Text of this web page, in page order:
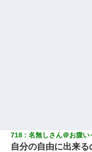
718 名無しさん＠お腹い
自分の自由に出来